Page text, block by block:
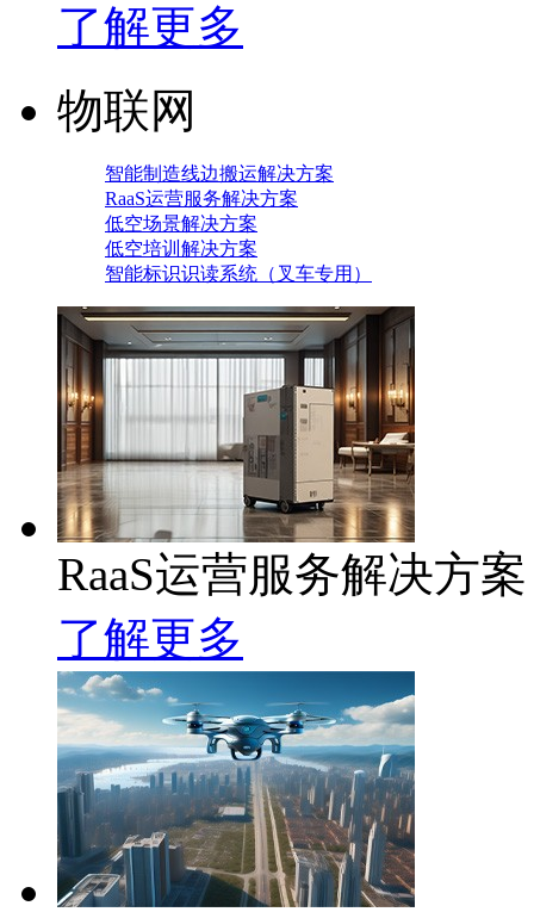
了解更多
物联网
智能制造线边搬运解决方案
RaaS运营服务解决方案
低空场景解决方案
低空培训解决方案
智能标识识读系统（叉车专用）
RaaS运营服务解决方案
了解更多